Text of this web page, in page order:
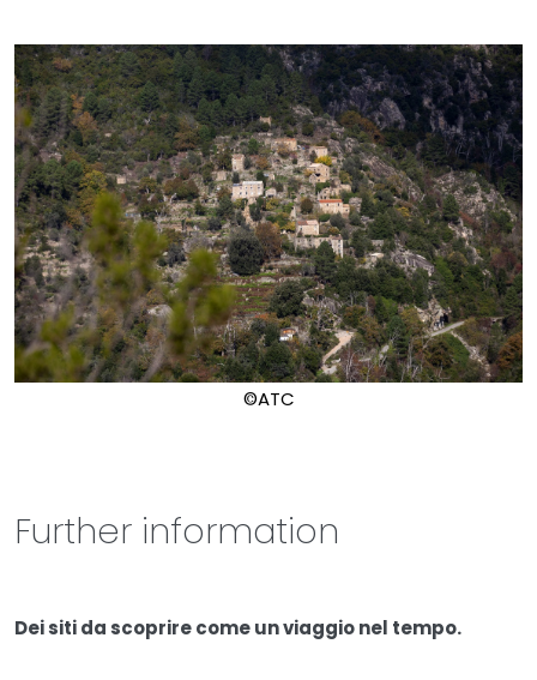
©ATC
Further information
Dei siti da scoprire come un viaggio nel tempo.